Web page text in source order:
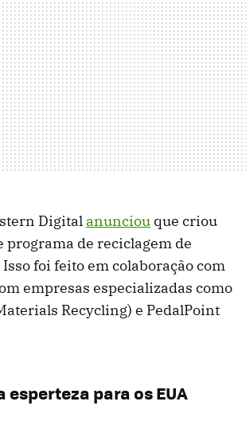
Digital anunciou que criou
de reciclagem de
foi feito em colaboração com
empresas especializadas como
Recycling) e PedalPoint
esperteza para os EUA